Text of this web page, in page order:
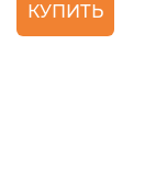
КУПИТЬ